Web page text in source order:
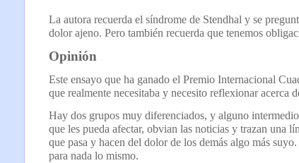
La autora recuerda el síndrome de Stendhal y se
dolor ajeno. Pero también recuerda que tenemos
Opinión
Este ensayo que ha ganado el Premio Internacional
que realmente necesitaba y necesito reflexionar acerca
Hay dos grupos muy diferenciados, y alguno
que les pueda afectar, obvian las noticias y trazan una
que pasa y hacen del dolor de los demás algo más
para nada lo mismo.